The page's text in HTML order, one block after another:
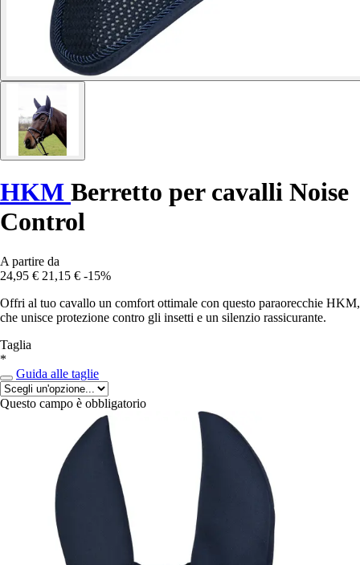
HKM Berretto per cavalli Noise
Control
A partire da
24,95 € 21,15 € -15%
Offri al tuo cavallo un comfort ottimale con questo paraorecchie HKM,
che unisce protezione contro gli insetti e un silenzio rassicurante.
Taglia
*
Guida alle taglie
Questo campo è obbligatorio